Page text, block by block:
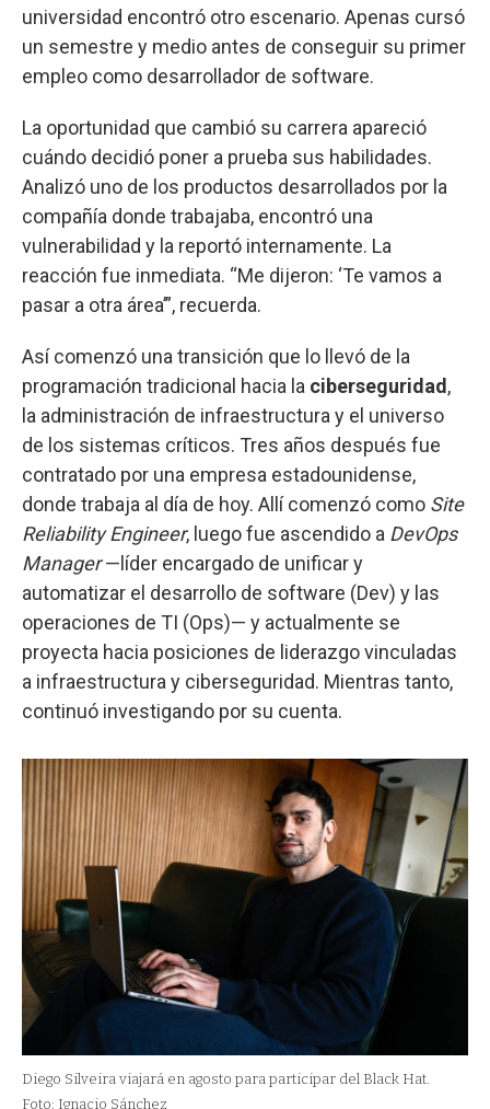
universidad encontró otro escenario. Apenas cursó
un semestre y medio antes de conseguir su primer
empleo como desarrollador de software.
La oportunidad que cambió su carrera apareció
cuándo decidió poner a prueba sus habilidades.
Analizó uno de los productos desarrollados por la
compañía donde trabajaba, encontró una
vulnerabilidad y la reportó internamente. La
reacción fue inmediata. “Me dijeron: ‘Te vamos a
pasar a otra área’”, recuerda.
Así comenzó una transición que lo llevó de la
programación tradicional hacia la ciberseguridad ,
la administración de infraestructura y el universo
de los sistemas críticos. Tres años después fue
contratado por una empresa estadounidense,
donde trabaja al día de hoy. Allí comenzó como Site
Reliability Engineer, luego fue ascendido a DevOps
Manager—líder encargado de unificar y
automatizar el desarrollo de software (Dev) y las
operaciones de TI (Ops)— y actualmente se
proyecta hacia posiciones de liderazgo vinculadas
a infraestructura y ciberseguridad. Mientras tanto,
continuó investigando por su cuenta.
Diego Silveira viajará en agosto para participar del Black Hat.
Foto: Ignacio Sánchez